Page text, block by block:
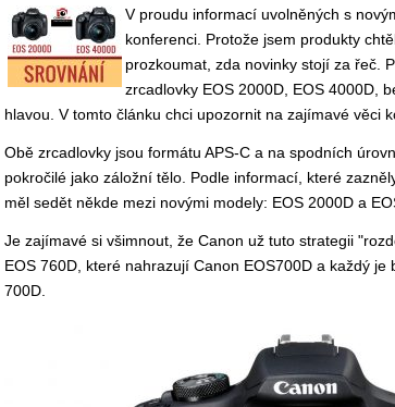
V proudu informací uvolněných s
konferenci. Protože jsem produkty
prozkoumat, zda novinky stojí za řeč.
zrcadlovky EOS 2000D, EOS 4000D,
hlavou. V tomto článku chci upozornit na zajímavé věci
Obě zrcadlovky jsou formátu APS-C a na spodních
pokročilé jako záložní tělo. Podle informací, které
měl sedět někde mezi novými modely: EOS 2000D a
Je zajímavé si všimnout, že Canon už tuto strategii
EOS 760D, které nahrazují Canon EOS700D a každý
700D.